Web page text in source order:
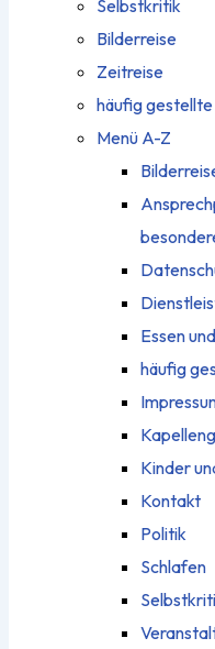
Selbstkritik
Bilderreise
Zeitreise
häufig
Menü A-Z
Essen
häufig
Kinder
Kontakt
Politik
Schlafen